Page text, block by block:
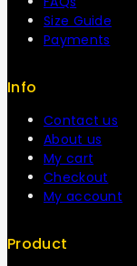
Size Guide
Payments
Info
Contact us
About us
My cart
Checkout
My account
Product